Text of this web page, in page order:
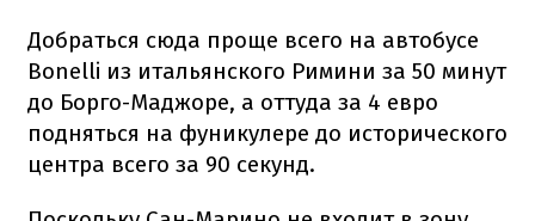
Добраться сюда проще всего на автобусе
Bonelli из итальянского Римини за 50 минут
до Борго-Маджоре, а оттуда за 4 евро
подняться на фуникулере до исторического
центра всего за 90 секунд.